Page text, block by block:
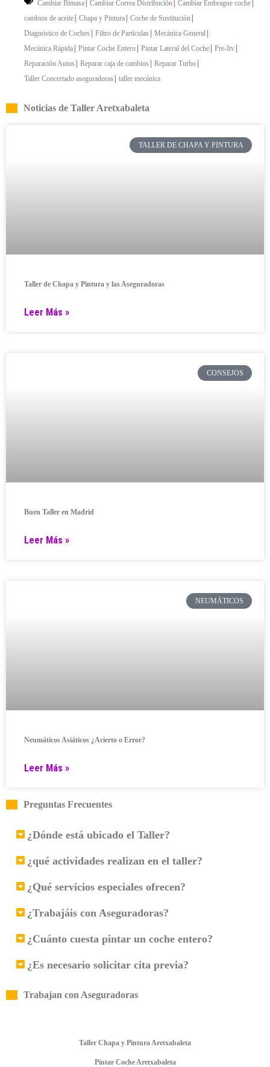
Cambiar Bimasa Cambiar Correa Distribución Cambiar Embrague coche
cambios de aceite Chapa y Pintura Coche de Sustitución
Diagnóstico de Coches Filtro de Partículas Mecánica General
Mecánica Rápida Pintar Coche Entero Pintar Lateral del Coche Pre-Itv
Reparación Autos Reparar caja de cambios Reparar Turbo
Taller Concertado aseguradoras taller mecánica
Noticias de Taller Aretxabaleta
TALLER DE CHAPA Y PINTURA
Taller de Chapa y Pintura y las Aseguradoras
Leer Más »
CONSEJOS
Buen Taller en Madrid
Leer Más »
NEUMÁTICOS
Neumáticos Asiáticos ¿Acierto o Error?
Leer Más »
Preguntas Frecuentes
¿Dónde está ubicado el Taller?
¿qué actividades realizan en el taller?
¿Qué servicios especiales ofrecen?
¿Trabajáis con Aseguradoras?
¿Cuánto cuesta pintar un coche entero?
¿Es necesario solicitar cita previa?
Trabajan con Aseguradoras
Taller Chapa y Pintura Aretxabaleta
Pintar Coche Aretxabaleta